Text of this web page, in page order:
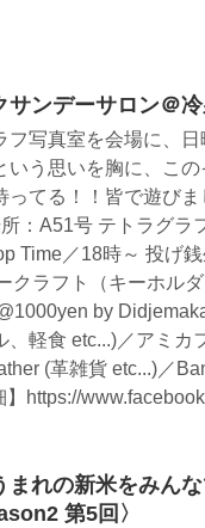
サンデーサロン＠
フ写真室を会場に、
いう思いを胸に、こ
ってる！！皆で遊び
：A51号 テトラグラ
Time／18時～ 投げ
クラフト（キーホル
by
、軽食 etc...)／アミカ
(革雑貨 etc...)／
】https://
まれの新米をみん
第5回〉